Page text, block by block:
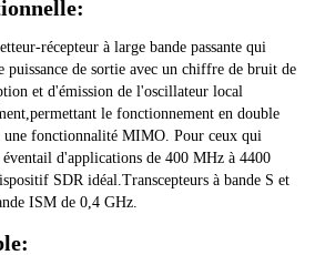
récepteur à large bande passante qui
de sortie avec un chiffre de bruit de
et d'émission de l'oscillateur local
le fonctionnement en double
fonctionnalité MIMO. Pour ceux qui
d'applications de 400 MHz à 4400
SDR idéal.Transcepteurs à bande S et
ISM de 0,4 GHz.